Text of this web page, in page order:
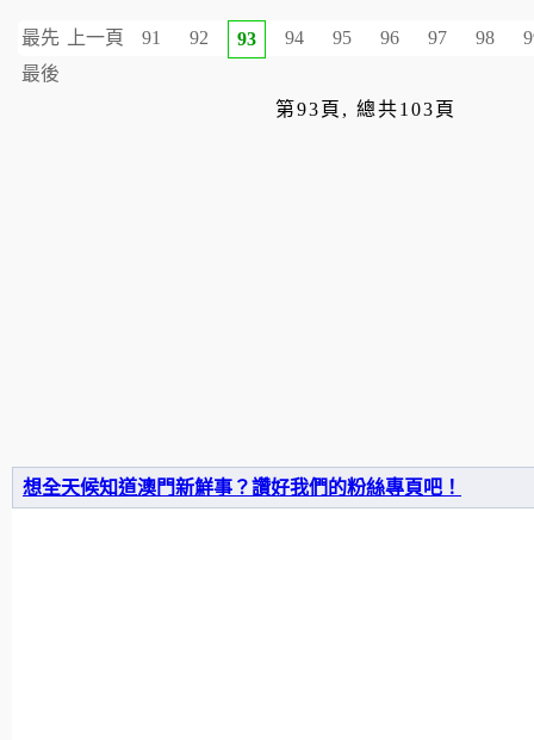
最先 上一頁 91 92 93 94 95 96 97 98
最後
第93頁, 總共103頁
想全天候知道澳門新鮮事？讚好我們的粉絲專頁吧！